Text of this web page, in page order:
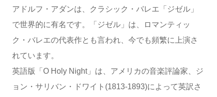
アドルフ・アダンは、クラシック・バレエ「ジゼル」
で世界的に有名です。「ジゼル」は、ロマンティッ
ク・バレエの代表作とも言われ、今でも頻繁に上演さ
れています。
英語版「O Holy Night」は、アメリカの音楽評論家、ジ
ョン・サリバン・ドワイト(1813-1893)によって英訳さ